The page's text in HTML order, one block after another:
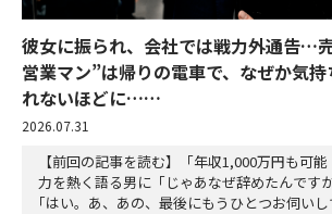
彼女に振られ、会社では戦力外通告…
営業マン”は帰りの電車で、なぜか気
れないほどに……
2026.07.31
【前回の記事を読む】「年収1,000万円も可
力を熱く語る男に「じゃあなぜ辞めたんです
｢はい。あ、あの、最後にもうひとつお伺い